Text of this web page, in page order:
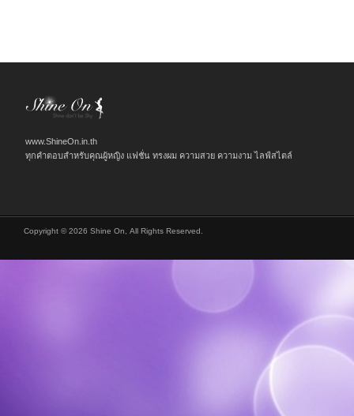
www.ShineOn.in.th
ทุกคำตอบสำหรับคุณผู้หญิง แฟชั่น ทรงผม ความสวย ความงาม ไลฟ์สไตล์
Copyright © 2026 Shine On, All Rights Reserved.